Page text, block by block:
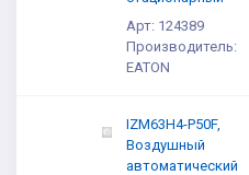
Арт: 124389
Производитель:
EATON
IZM63H4-P50F,
Воздушный
автоматический